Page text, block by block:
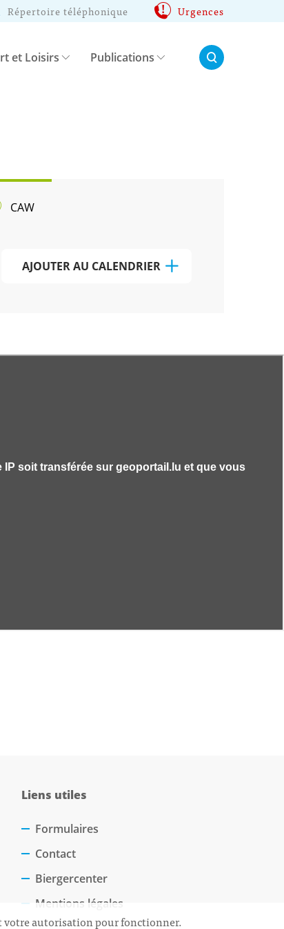
Répertoire téléphonique Urgences
et Loisirs Publications Rechercher:
CAW
AJOUTER AU CALENDRIER
Liens utiles
Formulaires
Contact
Biergercenter
Mentions légales
votre autorisation pour fonctionner.